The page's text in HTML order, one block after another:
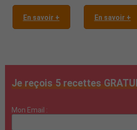
En savoir + En savoir +
Je reçois 5 recettes
Mon Email :